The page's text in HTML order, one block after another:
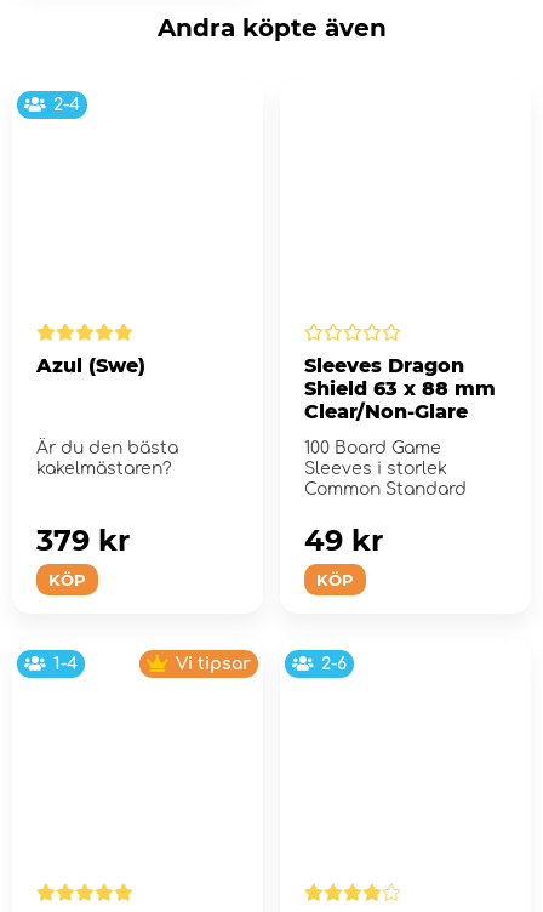
Andra köpte även
2-4
Azul (Swe)
Är du den bästa
kakelmästaren?
KÖP
379 kr
Sleeves Dragon
Shield 63 x 88 mm
Clear/Non-Glare
100 Board Game
Sleeves i storlek
Common Standard
KÖP
49 kr
1-4 Vi tipsar 2-6